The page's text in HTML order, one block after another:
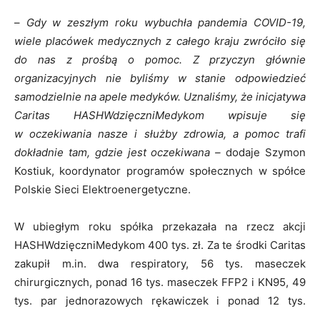
– Gdy w zeszłym roku wybuchła pandemia COVID-19,
wiele placówek medycznych z całego kraju zwróciło się
do nas z prośbą o pomoc. Z przyczyn głównie
organizacyjnych nie byliśmy w stanie odpowiedzieć
samodzielnie na apele medyków. Uznaliśmy, że inicjatywa
Caritas HASHWdzięczniMedykom wpisuje się
w oczekiwania nasze i służby zdrowia, a pomoc trafi
dokładnie tam, gdzie jest oczekiwana – dodaje Szymon
Kostiuk, koordynator programów społecznych w spółce
Polskie Sieci Elektroenergetyczne.
W ubiegłym roku spółka przekazała na rzecz akcji
HASHWdzięczniMedykom 400 tys. zł. Za te środki Caritas
zakupił m.in. dwa respiratory, 56 tys. maseczek
chirurgicznych, ponad 16 tys. maseczek FFP2 i KN95, 49
tys. par jednorazowych rękawiczek i ponad 12 tys.